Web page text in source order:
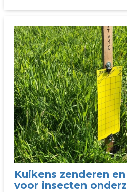
Kuikens zenderen
voor insecten